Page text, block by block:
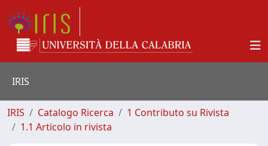
IRIS
IRIS Catalogo Ricerca
1 Contributo su Rivista
1.1 Articolo in rivista